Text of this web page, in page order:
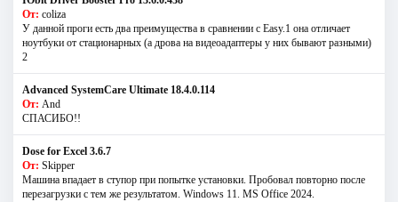
От: coliza
У данной проги есть два преимущества в сравнении с Easy.1 она отличает
ноутбуки от стационарных (а дрова на видеоадаптеры у них бывают разными)
2
Advanced SystemCare Ultimate 18.4.0.114
От: And
СПАСИБО!!
Dose for Excel 3.6.7
От: Skipper
Машина впадает в ступор при попытке установки. Пробовал повторно после
перезагрузки с тем же результатом. Windows 11. MS Offiсe 2024.